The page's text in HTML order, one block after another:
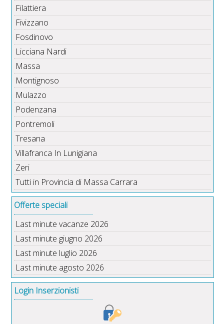
Filattiera
Fivizzano
Fosdinovo
Licciana Nardi
Massa
Montignoso
Mulazzo
Podenzana
Pontremoli
Tresana
Villafranca In Lunigiana
Zeri
Tutti in Provincia di Massa Carrara
Offerte speciali
Last minute vacanze 2026
Last minute giugno 2026
Last minute luglio 2026
Last minute agosto 2026
Login Inserzionisti